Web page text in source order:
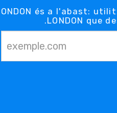
és a l'abast:
.LONDON que